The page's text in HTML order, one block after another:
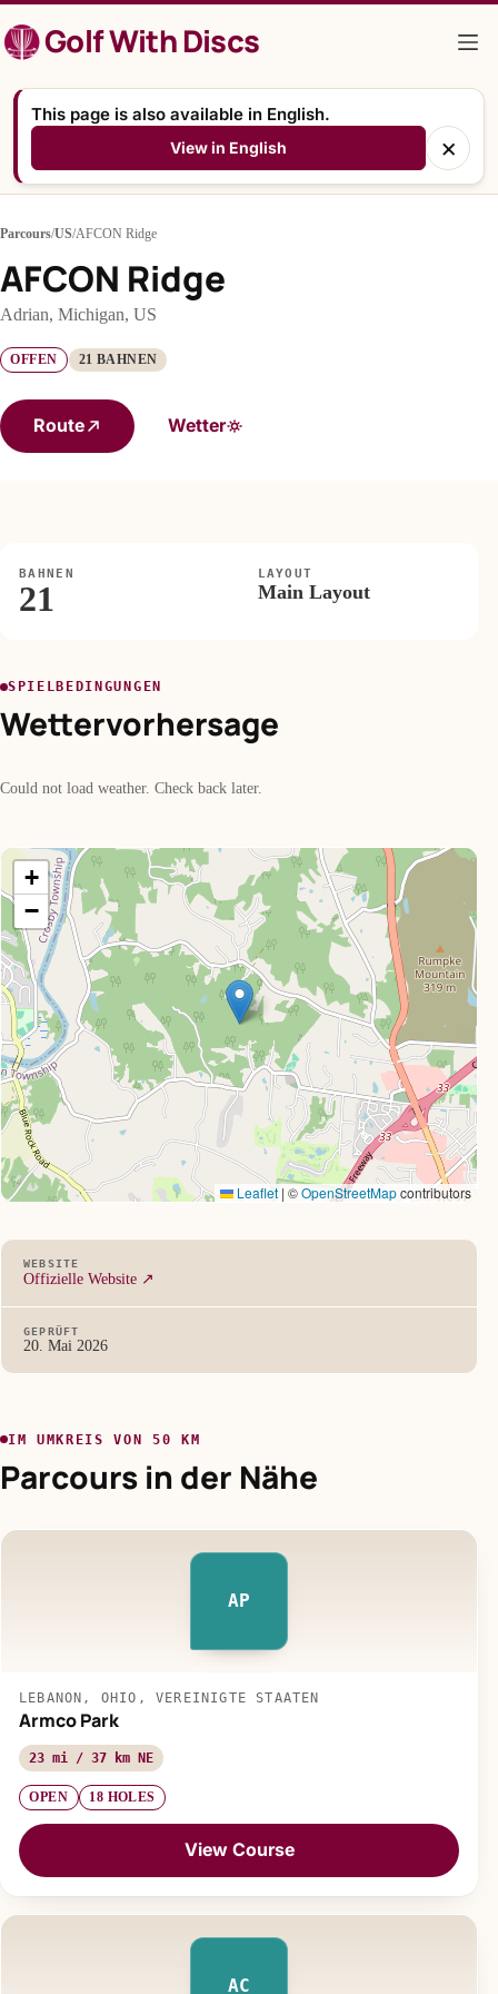
Inhalt
springenGolf With Discs
This page is also available in English.
View in English ×
Parcours/US/AFCON Ridge
AFCON Ridge
Adrian, Michigan, US
OFFEN 21 BAHNEN
Route Wetter
BAHNEN
21
LAYOUT
Main Layout
SPIELBEDINGUNGEN
Wettervorhersage
Could not load weather. Check back later.
+
−
Leaflet | ©OpenStreetMapcontributors
WEBSITE
Offizielle Website ↗
GEPRÜFT
20. Mai 2026
IM UMKREIS VON 50 KM
Parcours in der Nähe
AP
LEBANON, OHIO, VEREINIGTE STAATEN
Armco Park
23 mi / 37 km NE
OPEN 18 HOLES
View Course
AC